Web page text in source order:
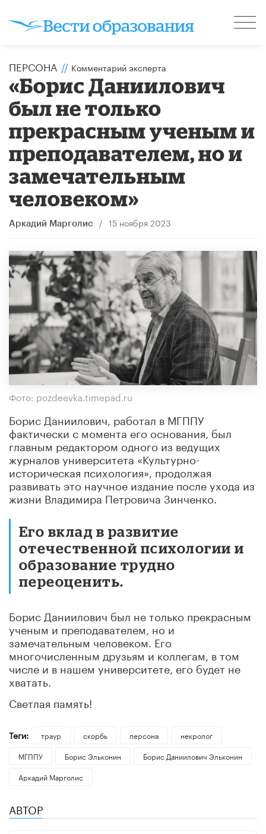
ПЕРСОНА // Комментарий эксперта
«Борис Даниилович
был не только
прекрасным ученым и
преподавателем, но и
замечательным
человеком»
Аркадий Марголис / 15 ноября 2023
Фото: pozdeevka.timepad.ru
Борис Даниилович, работал в МГППУ
фактически с момента его основания, был
главным редактором одного из ведущих
журналов университета «Культурно-
историческая психология», продолжая
развивать это научное издание после ухода из
жизни Владимира Петровича Зинченко.
Его вклад в развитие
отечественной психологии и
образование трудно
переоценить.
Борис Даниилович был не только прекрасным
ученым и преподавателем, но и
замечательным человеком. Его
многочисленным друзьям и коллегам, в том
числе и в нашем университете, его будет не
хватать.
Светлая память!
Теги: траур скорбь персона
некролог
МГППУ
Борис Эльконин
Борис Даниилович Эльконин
Аркадий Марголис
АВТОР